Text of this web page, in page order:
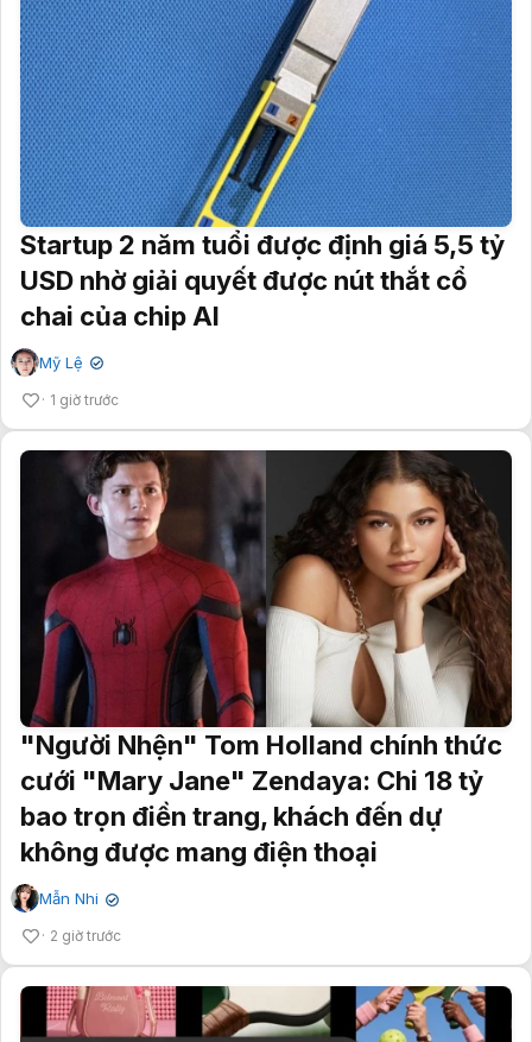
Startup 2 năm tuổi được định giá 5,5 tỷ
USD nhờ giải quyết được nút thắt cổ
chai của chip AI
Mỹ Lệ ✔
1 giờ trước
"Người Nhện" Tom Holland chính thức
cưới "Mary Jane" Zendaya: Chi 18 tỷ
bao trọn điền trang, khách đến dự
không được mang điện thoại
Mẫn Nhi ✔
2 giờ trước